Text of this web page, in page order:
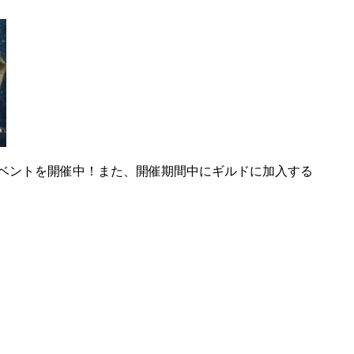
ントを開催中！また、開催期間中にギルドに加入する